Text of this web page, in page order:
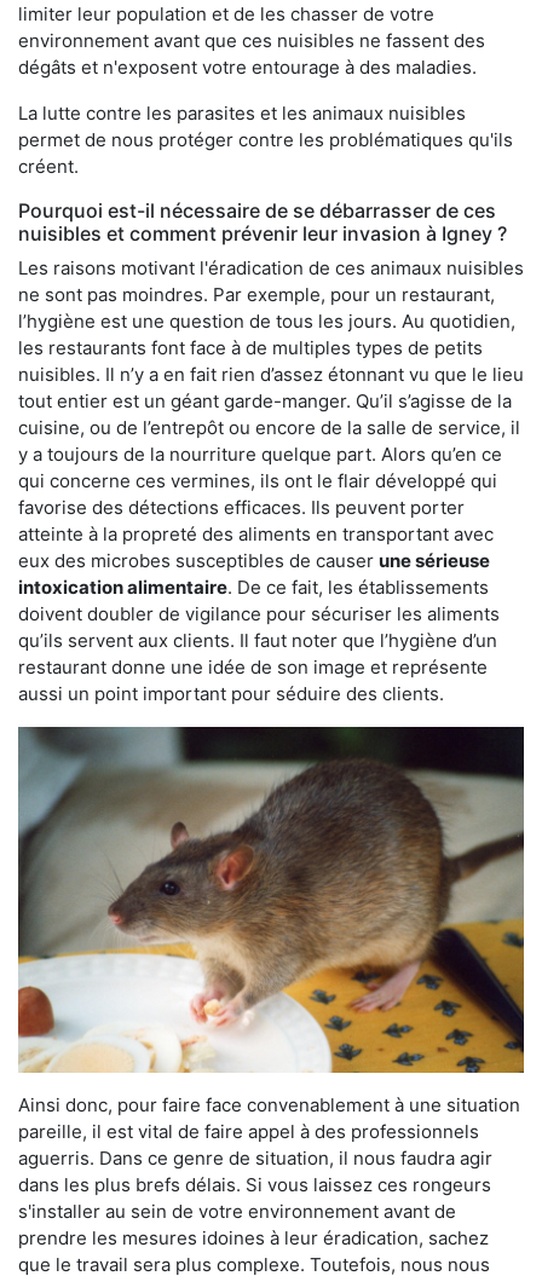
limiter leur population et de les chasser de votre
environnement avant que ces nuisibles ne fassent des
dégâts et n'exposent votre entourage à des maladies.
La lutte contre les parasites et les animaux nuisibles
permet de nous protéger contre les problématiques qu'ils
créent.
Pourquoi est-il nécessaire de se débarrasser de ces
nuisibles et comment prévenir leur invasion à Igney ?
Les raisons motivant l'éradication de ces animaux nuisibles
ne sont pas moindres. Par exemple, pour un restaurant,
l’hygiène est une question de tous les jours. Au quotidien,
les restaurants font face à de multiples types de petits
nuisibles. Il n’y a en fait rien d’assez étonnant vu que le lieu
tout entier est un géant garde-manger. Qu’il s’agisse de la
cuisine, ou de l’entrepôt ou encore de la salle de service, il
y a toujours de la nourriture quelque part. Alors qu’en ce
qui concerne ces vermines, ils ont le flair développé qui
favorise des détections efficaces. Ils peuvent porter
atteinte à la propreté des aliments en transportant avec
eux des microbes susceptibles de causer une sérieuse
intoxication alimentaire. De ce fait, les établissements
doivent doubler de vigilance pour sécuriser les aliments
qu’ils servent aux clients. Il faut noter que l’hygiène d’un
restaurant donne une idée de son image et représente
aussi un point important pour séduire des clients.
Ainsi donc, pour faire face convenablement à une situation
pareille, il est vital de faire appel à des professionnels
aguerris. Dans ce genre de situation, il nous faudra agir
dans les plus brefs délais. Si vous laissez ces rongeurs
s'installer au sein de votre environnement avant de
prendre les mesures idoines à leur éradication, sachez
que le travail sera plus complexe. Toutefois, nous nous